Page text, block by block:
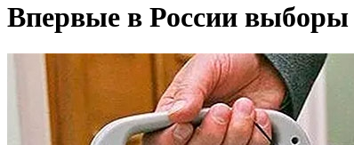
Впервые в России выборы